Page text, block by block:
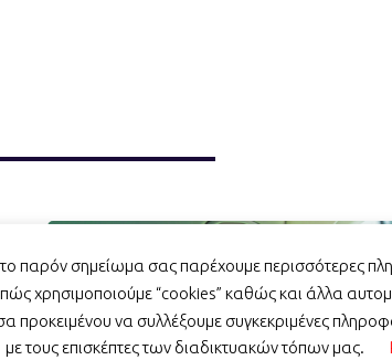
παρόν σημείωμα σας παρέχουμε περισσότερες
χρησιμοποιούμε “cookies” καθώς και άλλα
προκειμένου να συλλέξουμε συγκεκριμένες
με τους επισκέπτες των διαδικτυακών τόπων μας.